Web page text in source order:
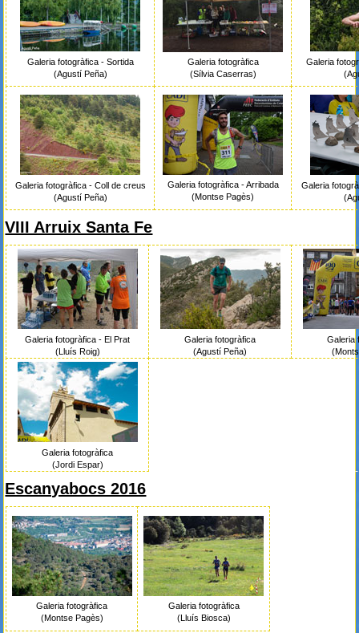
Galeria fotogràfica - Sortida
(Agustí Peña)
Galeria fotogràfica
(Sílvia Caserras)
Galeria
Galeria fotogràfica - Coll de creus
(Agustí Peña)
Galeria fotogràfica - Arribada
(Montse Pagès)
Galeria
VIII Arruix Santa Fe
Galeria fotogràfica - El Prat
(Lluís Roig)
Galeria fotogràfica
(Agustí Peña)
Galeria
Galeria fotogràfica
(Jordi Espar)
Escanyabocs 2016
Galeria fotogràfica
(Montse Pagès)
Galeria fotogràfica
(Lluís Biosca)